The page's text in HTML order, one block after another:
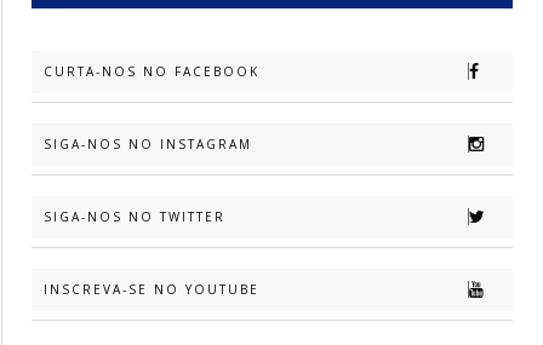
CURTA-NOS NO FACEBOOK
SIGA-NOS NO INSTAGRAM
SIGA-NOS NO TWITTER
INSCREVA-SE NO YOUTUBE